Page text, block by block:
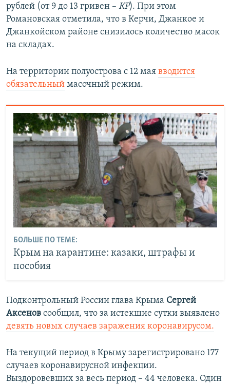
рублей (от 9 до 13 гривен – КР). При этом
Романовская отметила, что в Керчи, Джанкое и
Джанкойском районе снизилось количество масок
на складах.
На территории полуострова с 12 мая вводится
обязательный масочный режим.
БОЛЬШЕ ПО ТЕМЕ:
Крым на карантине: казаки, штрафы и
пособия
Подконтрольный России глава Крыма Сергей
Аксенов сообщил, что за истекшие сутки выявлено
девять новых случаев заражения коронавирусом.
На текущий период в Крыму зарегистрировано 177
случаев коронавирусной инфекции.
Выздоровевших за весь период – 44 человека. Один